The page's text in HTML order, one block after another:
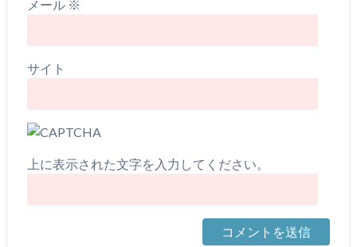
メール ※
サイト
上に表示された文字を入力してください。